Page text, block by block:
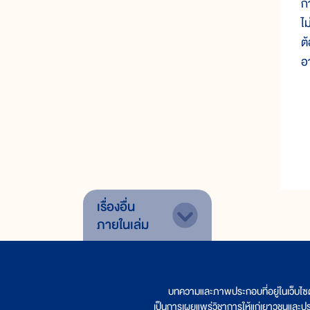
เรื่องอื่น
ภายในเล่ม
บทความและภาพประกอบที่อยู่ในเว็บ
เป็นการเผยแพร่วิชาการให้แก่เยาวชนแล